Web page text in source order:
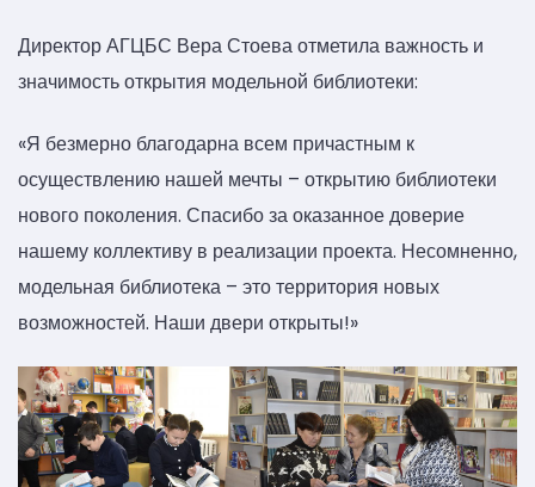
Директор АГЦБС Вера Стоева отметила важность и
значимость открытия модельной библиотеки:
«Я безмерно благодарна всем причастным к
осуществлению нашей мечты – открытию библиотеки
нового поколения. Спасибо за оказанное доверие
нашему коллективу в реализации проекта. Несомненно,
модельная библиотека – это территория новых
возможностей. Наши двери открыты!»